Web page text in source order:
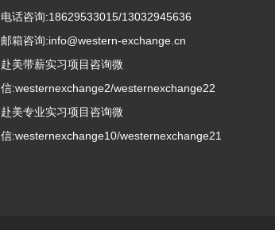
电话咨询:18629533015/13032945636
邮箱咨询:info@western-exchange.cn
赴美带薪实习项目咨询微
信:westernexchange2/westernexchange22
赴美专业实习项目咨询微
信:westernexchange10/westernexchange21